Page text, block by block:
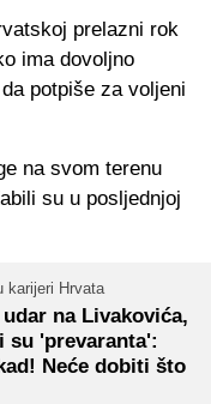
prelazni rok
ima dovoljno
potpiše za voljeni
na svom terenu
su u posljednjoj
karijeri Hrvata
na Livakovića,
su 'prevaranta':
Neće dobiti što